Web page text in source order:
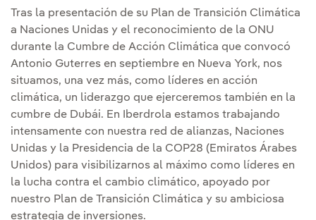
Tras la presentación de su Plan de Transición Climática
a Naciones Unidas y el reconocimiento de la ONU
durante la Cumbre de Acción Climática que convocó
Antonio Guterres en septiembre en Nueva York, nos
situamos, una vez más, como líderes en acción
climática, un liderazgo que ejerceremos también en la
cumbre de Dubái. En Iberdrola estamos trabajando
intensamente con nuestra red de alianzas, Naciones
Unidas y la Presidencia de la COP28 (Emiratos Árabes
Unidos) para visibilizarnos al máximo como líderes en
la lucha contra el cambio climático, apoyado por
nuestro Plan de Transición Climática y su ambiciosa
estrategia de inversiones.